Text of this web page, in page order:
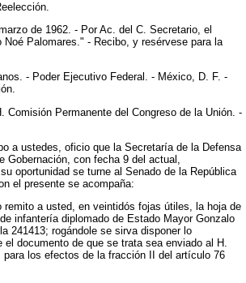
de 1962. - Por Ac. del C. Secretario, el
Palomares." - Recibo, y resérvese para la
- Poder Ejecutivo Federal. - México, D. F. -
Comisión Permanente del Congreso de la Unión. -
a ustedes, oficio que la Secretaría de la Defensa
Gobernación, con fecha 9 del actual,
oportunidad se turne al Senado de la República
el presente se acompaña:
remito a usted, en veintidós fojas útiles, la hoja de
infantería diplomado de Estado Mayor Gonzalo
241413; rogándole se sirva disponer lo
el documento de que se trata sea enviado al H.
para los efectos de la fracción II del artículo 76